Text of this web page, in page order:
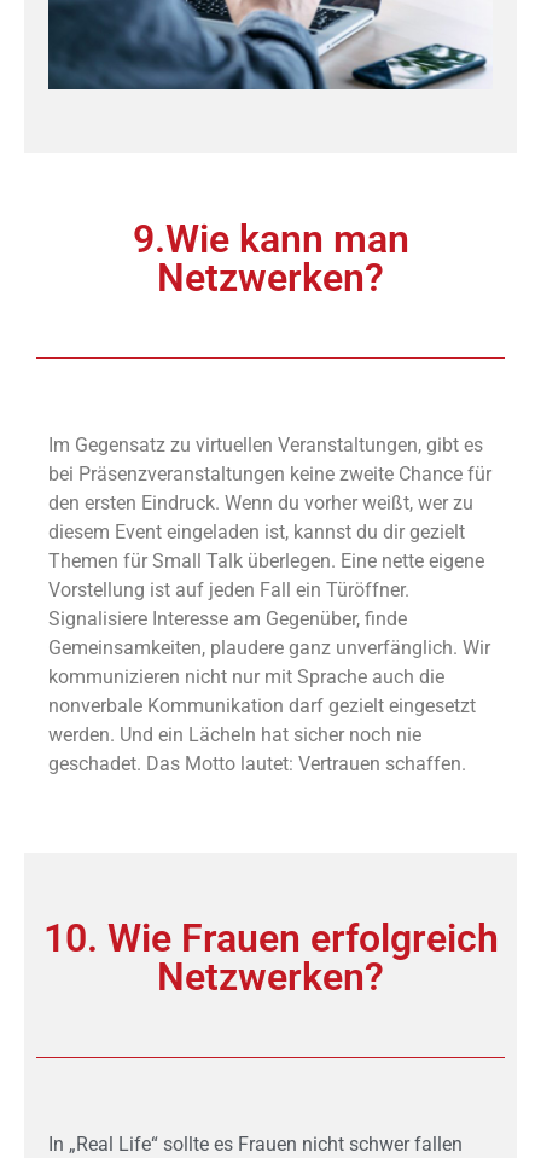
9.Wie kann man
Netzwerken?
Im Gegensatz zu virtuellen Veranstaltungen, gibt es
bei Präsenzveranstaltungen keine zweite Chance für
den ersten Eindruck. Wenn du vorher weißt, wer zu
diesem Event eingeladen ist, kannst du dir gezielt
Themen für Small Talk überlegen. Eine nette eigene
Vorstellung ist auf jeden Fall ein Türöffner.
Signalisiere Interesse am Gegenüber, finde
Gemeinsamkeiten, plaudere ganz unverfänglich. Wir
kommunizieren nicht nur mit Sprache auch die
nonverbale Kommunikation darf gezielt eingesetzt
werden. Und ein Lächeln hat sicher noch nie
geschadet. Das Motto lautet: Vertrauen schaffen.
10. Wie Frauen erfolgreich
Netzwerken?
In „Real Life“ sollte es Frauen nicht schwer fallen